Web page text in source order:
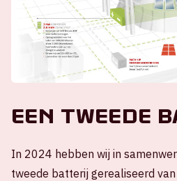
Een tweede
In 2024 hebben wij in
tweede batterij gerealiseerd